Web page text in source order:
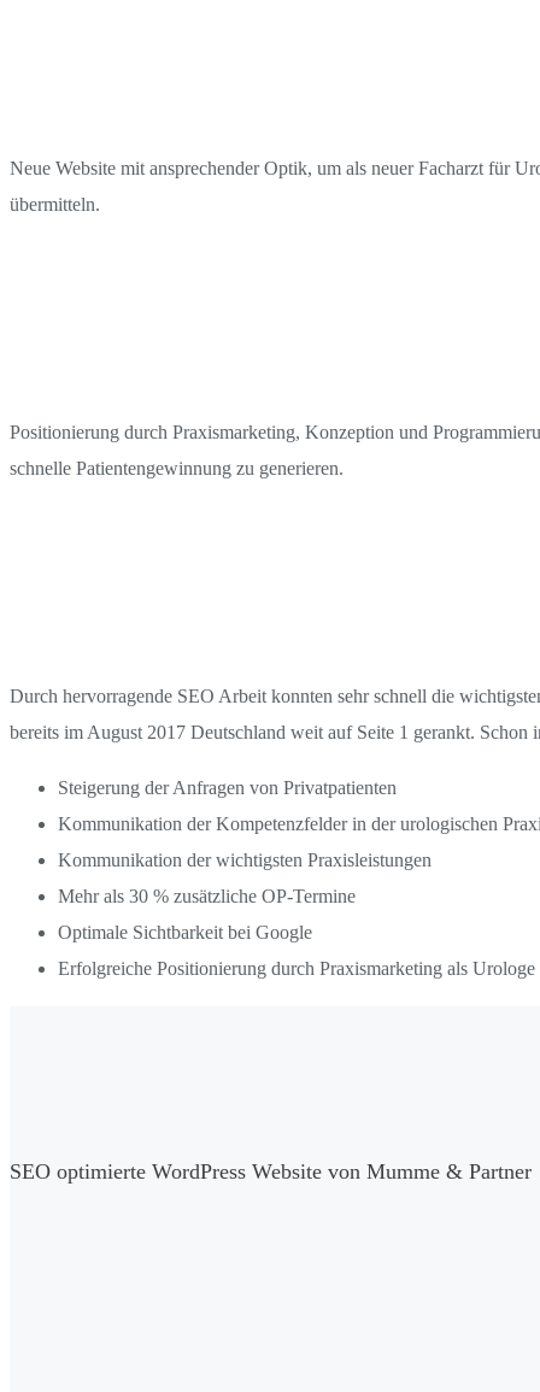
Neue Website mit ansprechender Optik, um als neuer Facharzt für
übermitteln.
Positionierung durch Praxismarketing, Konzeption und
schnelle Patientengewinnung zu generieren.
Durch hervorragende SEO Arbeit konnten sehr schnell die
bereits im August 2017 Deutschland weit auf Seite 1 gerankt. Schon
Steigerung der Anfragen von Privatpatienten
Kommunikation der Kompetenzfelder in der urologischen
Kommunikation der wichtigsten Praxisleistungen
Mehr als 30 % zusätzliche OP-Termine
Optimale Sichtbarkeit bei Google
Erfolgreiche Positionierung durch Praxismarketing als
SEO optimierte WordPress Website von Mumme & Partner